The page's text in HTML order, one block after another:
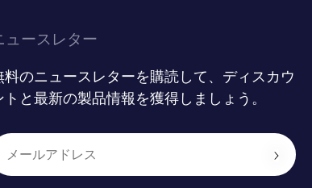
ュースレター
料のニュースレターを購読して、ディスカウ
トと最新の製品情報を獲得しましょう。